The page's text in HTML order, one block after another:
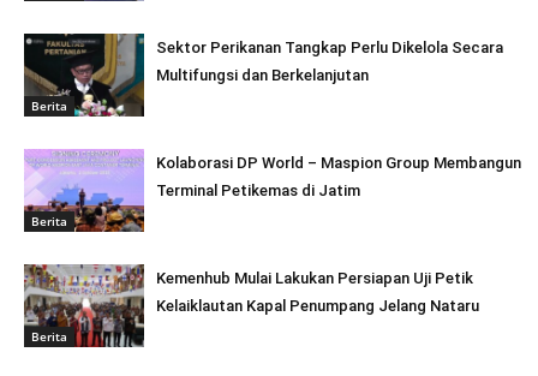
Berita
Sektor Perikanan Tangkap Perlu Dikelola Secara
Multifungsi dan Berkelanjutan
Berita
Kolaborasi DP World – Maspion Group Membangun
Terminal Petikemas di Jatim
Berita
Kemenhub Mulai Lakukan Persiapan Uji Petik
Kelaiklautan Kapal Penumpang Jelang Nataru